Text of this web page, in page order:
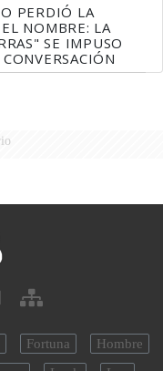
PERDIÓ LA
NOMBRE: LA
SE IMPUSO
Fortuna
Hombre